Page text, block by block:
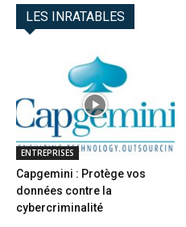
LES INRATABLES
ENTREPRISES
Capgemini : Protège vos
données contre la
cybercriminalité